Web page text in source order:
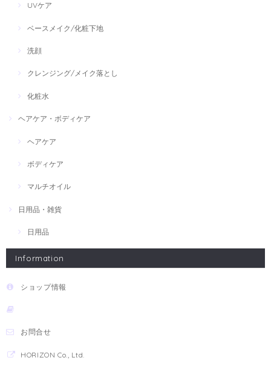
UVケア
ベースメイク/化粧下地
洗顔
クレンジング/メイク落とし
化粧水
ヘアケア・ボディケア
ヘアケア
ボディケア
マルチオイル
日用品・雑貨
日用品
Information
ショップ情報
お問合せ
HORIZON Co., Ltd.